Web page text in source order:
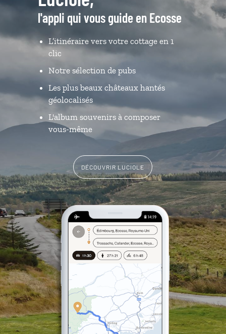
l'appli qui vous guide en Ecosse
L’itinéraire vers votre cottage en 1
clic
Notre sélection de pubs
Les plus beaux châteaux hantés
géolocalisés
L'album souvenirs à composer
vous-même
DÉCOUVRIR LUCIOLE